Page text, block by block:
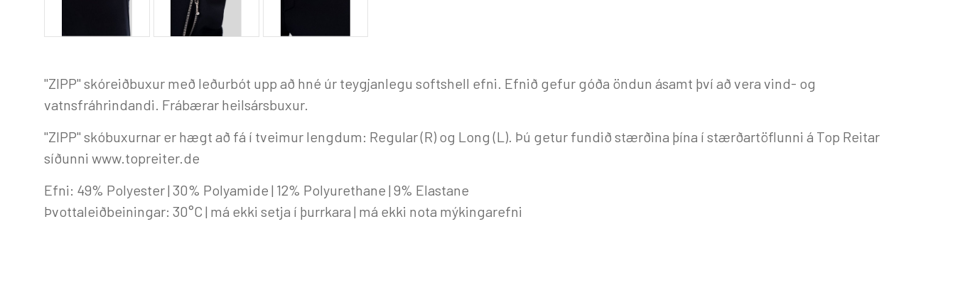
"ZIPP" skóreiðbuxur með leðurbót upp að hné úr teygjanlegu softshell efni. Efnið gefur góða öndun ásamt því að vera vind- og
vatnsfráhrindandi. Frábærar heilsársbuxur.
"ZIPP" skóbuxurnar er hægt að fá í tveimur lengdum: Regular (R) og Long (L). Þú getur fundið stærðina þína í stærðartöflunni á Top Reitar
síðunni www.topreiter.de
Efni: 49% Polyester | 30% Polyamide | 12% Polyurethane | 9% Elastane
Þvottaleiðbeiningar: 30°C | má ekki setja í þurrkara | má ekki nota mýkingarefni